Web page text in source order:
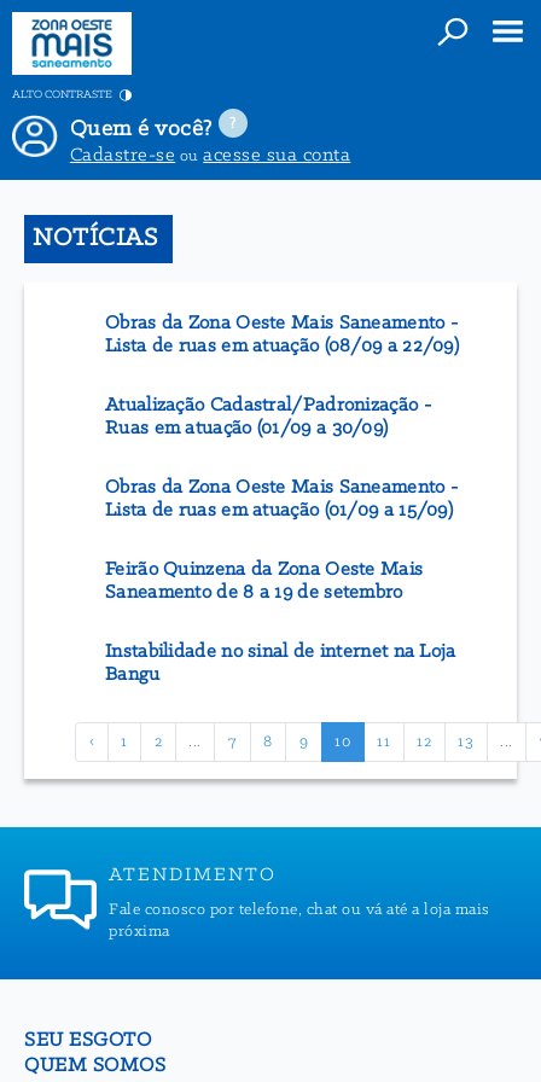
ALTO CONTRASTE
Quem é você?
Cadastre-se ouacesse sua conta
NOTÍCIAS
Obras da Zona Oeste Mais Saneamento -
Lista de ruas em atuação (08/09 a 22/09)
Atualização Cadastral/Padronização -
Ruas em atuação (01/09 a 30/09)
Obras da Zona Oeste Mais Saneamento -
Lista de ruas em atuação (01/09 a 15/09)
Feirão Quinzena da Zona Oeste Mais
Saneamento de 8 a 19 de setembro
Instabilidade no sinal de internet na Loja
Bangu
‹ 1 2 ... 7 8 9 10 11 12 13 ...
ATENDIMENTO
Fale conosco por telefone, chat ou vá até a loja mais
próxima
SEU ESGOTO
QUEM SOMOS